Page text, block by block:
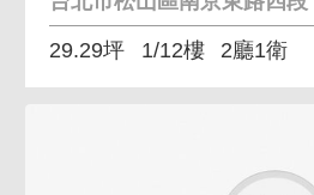
29.29坪 1/12樓 2廳1衛